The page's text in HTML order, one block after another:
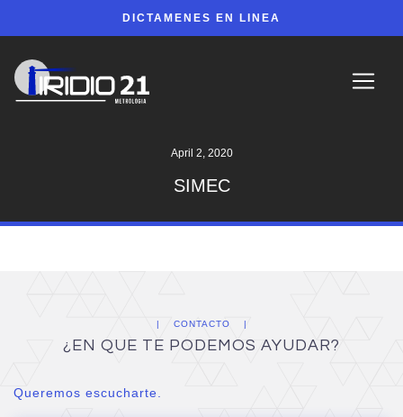
DICTAMENES EN LINEA
April 2, 2020
SIMEC
CONTACTO
¿EN QUE TE PODEMOS AYUDAR?
Queremos escucharte.